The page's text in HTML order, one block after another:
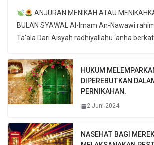
ANJURAN MENIKAH ATAU
BULAN SYAWAL Al-Imam An-Nawawi
HUKUM
DIPEREBUTKAN
PERNIKAHAN.
2 Juni 2024
NASEHAT BAGI